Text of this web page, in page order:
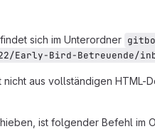
sich im Unterordner
Early-Bird-Betreuende/
aus vollständigen HTML-
ist folgender Befehl im